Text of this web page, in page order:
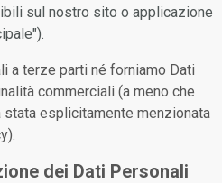
sul nostro sito o applicazione
a terze parti né forniamo Dati
commerciali (a meno che
esplicitamente menzionata
dei Dati Personali